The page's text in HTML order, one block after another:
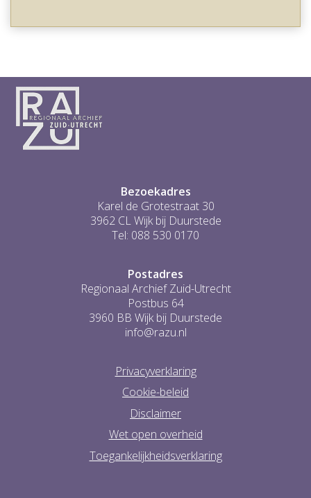
Bezoekadres
Karel de Grotestraat 30
3962 CL Wijk bij Duurstede
Tel: 088 530 0170
Postadres
Regionaal Archief Zuid-Utrecht
Postbus 64
3960 BB Wijk bij Duurstede
info@razu.nl
Privacyverklaring
Cookie-beleid
Disclaimer
Wet open overheid
Toegankelijkheidsverklaring